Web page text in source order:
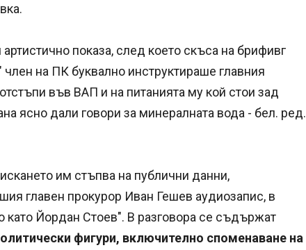
показа, след което скъса на брифивг
на ПК буквално инструктираше главния
във ВАП и на питанията му кой стои зад
ясно дали говори за минералната вода - бел. ред.
им стъпва на публични данни,
главен прокурор Иван Гешев аудиозапис, в
като Йордан Стоев". В разговора се съдържат
фигури, включително споменаване на